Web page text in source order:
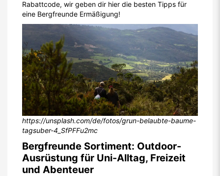
Rabattcode, wir geben dir hier die besten Tipps für
eine Bergfreunde Ermäßigung!
https://unsplash.com/de/fotos/grun-belaubte-baume-
tagsuber-4_SfPFFu2mc
Bergfreunde Sortiment: Outdoor-
Ausrüstung für Uni-Alltag, Freizeit
und Abenteuer